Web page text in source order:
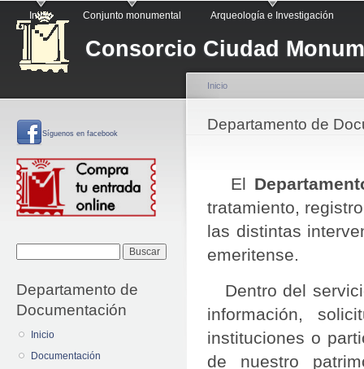
Consorcio Ciudad
Menú principal
Inicio Conjunto monumental Arqueología e Investigación
Síguenos en facebook
Departamento de
Documentación
Inicio
Documentación
Se encuentra usted
Inicio
Departamento de
El D
tratamiento,
las distintas
emeritense.
Dentro del
información,
instituciones o
de nuestro